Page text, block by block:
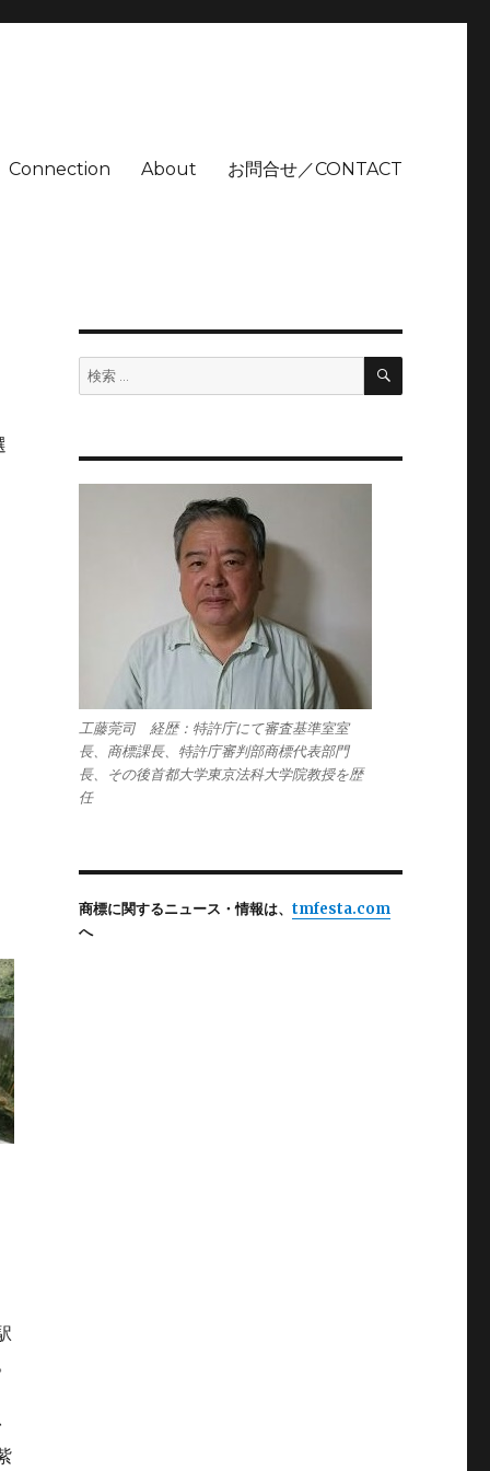
Connection About お問合せ／CONTACT
検
索:
検
工藤莞司 経歴：特許庁にて審査基準室室
長、商標課長、特許庁審判部商標代表部門
長、その後首都大学東京法科大学院教授を歴
任
商標に関するニュース・情報は、 tmfesta.com
へ